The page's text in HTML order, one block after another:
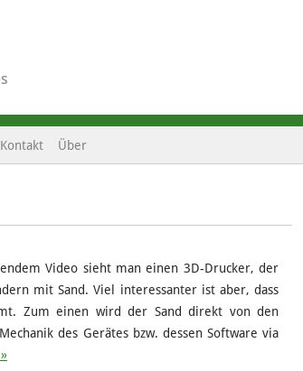
Kontakt Über
Video sieht man einen 3D-Drucker, der
mit Sand. Viel interessanter ist aber, dass
Zum einen wird der Sand direkt von den
des Gerätes bzw. dessen Software via